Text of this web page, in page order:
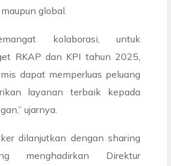
global.
kolaborasi, untuk
RKAP dan KPI tahun 2025,
dapat memperluas peluang
layanan terbaik kepada
ujarnya.
dilanjutkan dengan sharing
menghadirkan Direktur